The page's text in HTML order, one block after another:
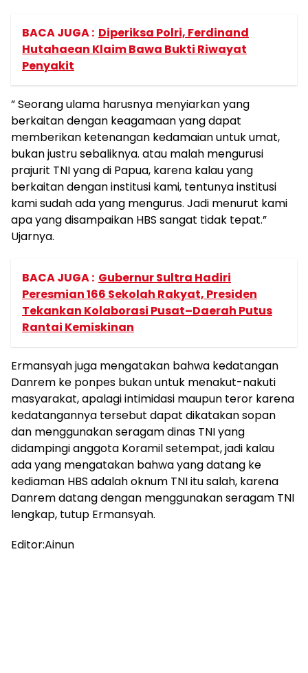
BACA JUGA : Diperiksa Polri, Ferdinand
Hutahaean Klaim Bawa Bukti Riwayat
Penyakit
” Seorang ulama harusnya menyiarkan yang
berkaitan dengan keagamaan yang dapat
memberikan ketenangan kedamaian untuk umat,
bukan justru sebaliknya. atau malah mengurusi
prajurit TNI yang di Papua, karena kalau yang
berkaitan dengan institusi kami, tentunya institusi
kami sudah ada yang mengurus. Jadi menurut kami
apa yang disampaikan HBS sangat tidak tepat.”
Ujarnya.
BACA JUGA : Gubernur Sultra Hadiri
Peresmian 166 Sekolah Rakyat, Presiden
Tekankan Kolaborasi Pusat–Daerah Putus
Rantai Kemiskinan
Ermansyah juga mengatakan bahwa kedatangan
Danrem ke ponpes bukan untuk menakut-nakuti
masyarakat, apalagi intimidasi maupun teror karena
kedatangannya tersebut dapat dikatakan sopan
dan menggunakan seragam dinas TNI yang
didampingi anggota Koramil setempat, jadi kalau
ada yang mengatakan bahwa yang datang ke
kediaman HBS adalah oknum TNI itu salah, karena
Danrem datang dengan menggunakan seragam TNI
lengkap, tutup Ermansyah.
Editor:Ainun